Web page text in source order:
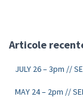
Articole
JULY 26 – 3pm //
MAY 24 – 2pm //